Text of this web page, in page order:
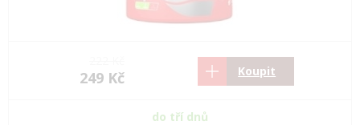
249 Kč Koupit
do tří dnů